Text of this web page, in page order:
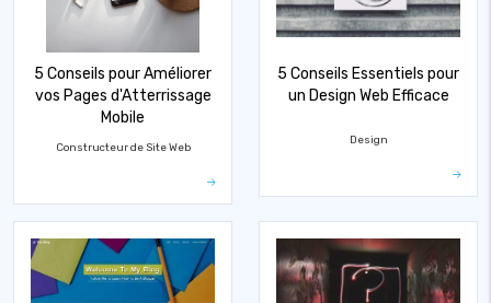
5 Conseils pour Améliorer
vos Pages d'Atterrissage
Mobile
Constructeur de Site Web
5 Conseils Essentiels pour
un Design Web Efficace
Design